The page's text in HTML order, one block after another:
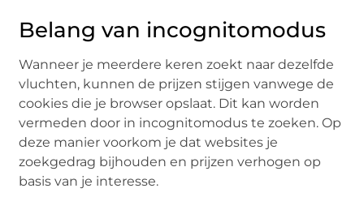
Belang van incognitomodus
Wanneer je meerdere keren zoekt naar dezelfde
vluchten, kunnen de prijzen stijgen vanwege de
cookies die je browser opslaat. Dit kan worden
vermeden door in incognitomodus te zoeken. Op
deze manier voorkom je dat websites je
zoekgedrag bijhouden en prijzen verhogen op
basis van je interesse.